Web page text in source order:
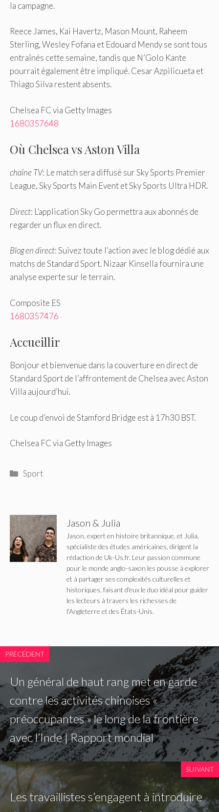
la campagne.
Reece James, Kai Havertz, Mason Mount, Raheem
Sterling, Wesley Fofana et Edouard Mendy se sont tous
entraînés cette semaine, tandis que N’Golo Kante
pourrait également être impliqué. Cesar Azpilicueta et
Thiago Silva restent absents.
Chelsea FC via Getty Images
1680357648
Où Chelsea vs Aston Villa
chaîne TV: Le match sera diffusé sur Sky Sports Premier
League, Sky Sports Main Event et Sky Sports Ultra HDR.
Direct: L’application Sky Go permettra aux abonnés de
regarder un flux en direct.
Blog en direct: Suivez toute l’action avec le blog dédié aux
matchs de Standard Sport. Nizaar Kinsella fournira une
analyse experte sur le terrain.
Composite ES
1680357476
Accueillir
Bonjour et bienvenue dans la couverture en direct de
Standard Sport de l’affrontement de Chelsea avec Aston
Villa aujourd’hui.
Le coup d’envoi de Stamford Bridge est à 17h30 BST.
Chelsea FC via Getty Images
Catégories
Sport
Jason & Julia
Jason, expert en histoire britannique, et Julia,
spécialiste des études américaines, dirigent la
rédaction de Uk-Us.fr. Leur passion commune
pour le monde anglo-saxon les pousse à explorer
et à partager ses complexités culturelles et
historiques, faisant d'eux le duo idéal pour guider
les lecteurs à travers les richesses de
l'Angleterre et des États-Unis.
PRÉCÉDENT
Un général de haut rang met en garde
contre les activités chinoises «
préoccupantes » le long de la frontière
avec l’Inde | Rapport mondial
SUIVANT
Les travaillistes s’engagent à introduire